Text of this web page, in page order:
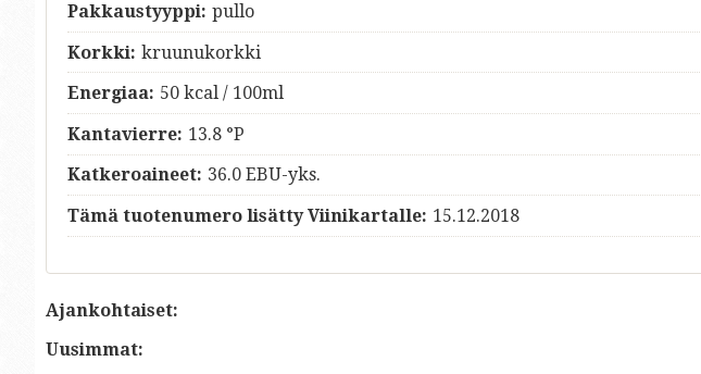
Pakkaustyyppi: pullo
Korkki: kruunukorkki
Energiaa: 50 kcal / 100ml
Kantavierre: 13.8 °P
Katkeroaineet: 36.0 EBU-yks.
Tämä tuotenumero lisätty Viinikartalle: 15.12.2018
Ajankohtaiset:
Uusimmat: